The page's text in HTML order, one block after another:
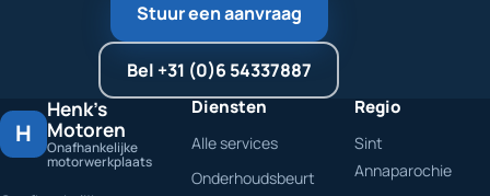
Stuur een aanvraag
Bel +31 (0)6 54337887
H
Henk's
Motoren
Onafhankelijke
motorwerkplaats
Diensten
Alle services
Onderhoudsbeurt
Regio
Sint
Annaparochie